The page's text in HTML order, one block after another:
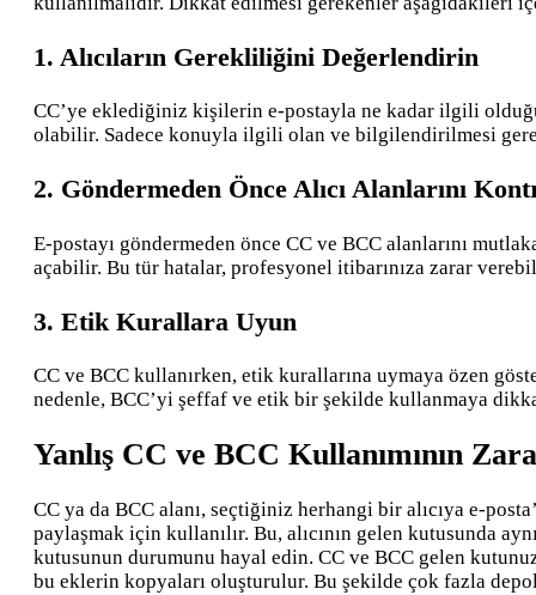
1. Alıcıların Gerekliliğini Değerlendirin
CC’ye eklediğiniz kişilerin e-postayla ne kadar ilgili
olabilir. Sadece konuyla ilgili olan ve bilgilendirilmesi
2. Göndermeden Önce Alıcı Alanlarını
E-postayı göndermeden önce CC ve BCC alanlarını
açabilir. Bu tür hatalar, profesyonel itibarınıza zarar
3. Etik Kurallara Uyun
CC ve BCC kullanırken, etik kurallarına uymaya özen
nedenle, BCC’yi şeffaf ve etik bir şekilde kullanmaya
Yanlış CC ve BCC Kullanımının
CC ya da BCC alanı, seçtiğiniz herhangi bir alıcıya e-
paylaşmak için kullanılır. Bu, alıcının gelen kutusunda
kutusunun durumunu hayal edin. CC ve BCC gelen
bu eklerin kopyaları oluşturulur. Bu şekilde çok fazla